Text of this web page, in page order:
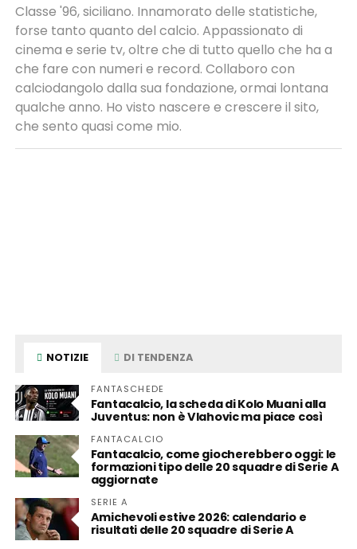
Classe '96, siciliano. Innamorato delle statistiche,
forse tanto quanto del calcio. Appassionato di
cinema e serie tv, oltre che di tutto quello che ha a
che fare con numeri e record. Collaboro con
calciodangolo dalla sua fondazione, ormai lontana
qualche anno. Ho visto nascere e crescere il sito,
che sento quasi come mio.
NOTIZIE DI TENDENZA
FANTASCHEDE
Fantacalcio, la scheda di Kolo Muani alla
Juventus: non è Vlahovic ma piace così
FANTACALCIO
Fantacalcio, come giocherebbero oggi: le
formazioni tipo delle 20 squadre di Serie A
aggiornate
SERIE A
Amichevoli estive 2026: calendario e
risultati delle 20 squadre di Serie A